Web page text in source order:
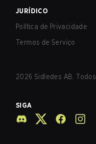
JURÍDICO
Política de Privacidade
Termos de Serviço
2026 Sidledes AB.
SIGA